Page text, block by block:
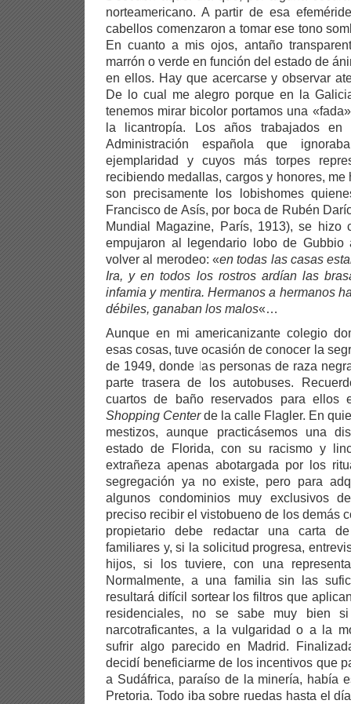
norteamericano. A partir de esa
cabellos comenzaron a tomar ese tono
En cuanto a mis ojos, antaño
marrón o verde en función del estado de
en ellos. Hay que acercarse y observar
De lo cual me alegro porque en la
tenemos mirar bicolor portamos una
la licantropía. Los años trabajados
Administración española que
ejemplaridad y cuyos más torpes
recibiendo medallas, cargos y honores,
son precisamente los lobishomes
Francisco de Asís, por boca de Rubén
Mundial Magazine, París, 1913), se hizo
empujaron al legendario lobo de Gubbio
volver al merodeo: «en todas las casas
Ira, y en todos los rostros ardían las
infamia y mentira. Hermanos a hermanos
débiles, ganaban los malos«…
Aunque en mi americanizante colegio
esas cosas, tuve ocasión de conocer la
de 1949, donde las personas de raza
parte trasera de los autobuses.
cuartos de baño reservados para ellos
Shopping Centerde la calle Flagler. En
mestizos, aunque practicásemos una
estado de Florida, con su racismo y
extrañeza apenas abotargada por los
segregación ya no existe, pero para
algunos condominios muy exclusivos
preciso recibir el vistobueno de los demás
propietario debe redactar una carta
familiares y, si la solicitud progresa,
hijos, si los tuviere, con una
Normalmente, a una familia sin las
resultará difícil sortear los filtros que
residenciales, no se sabe muy bien
narcotraficantes, a la vulgaridad o a la
sufrir algo parecido en Madrid.
decidí beneficiarme de los incentivos que
a Sudáfrica, paraíso de la minería, había
Pretoria. Todo iba sobre ruedas hasta el